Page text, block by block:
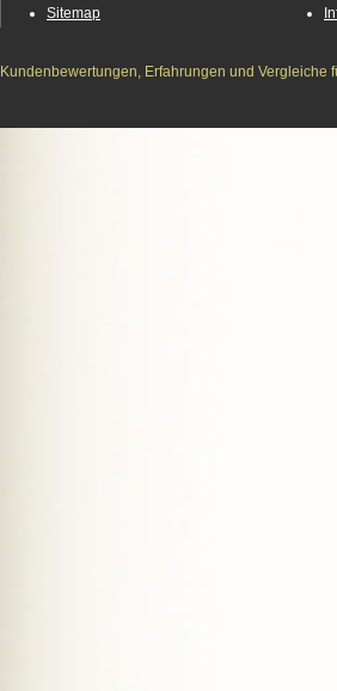
Sitemap
Kundenbewertungen, Erfahrungen und Vergleiche